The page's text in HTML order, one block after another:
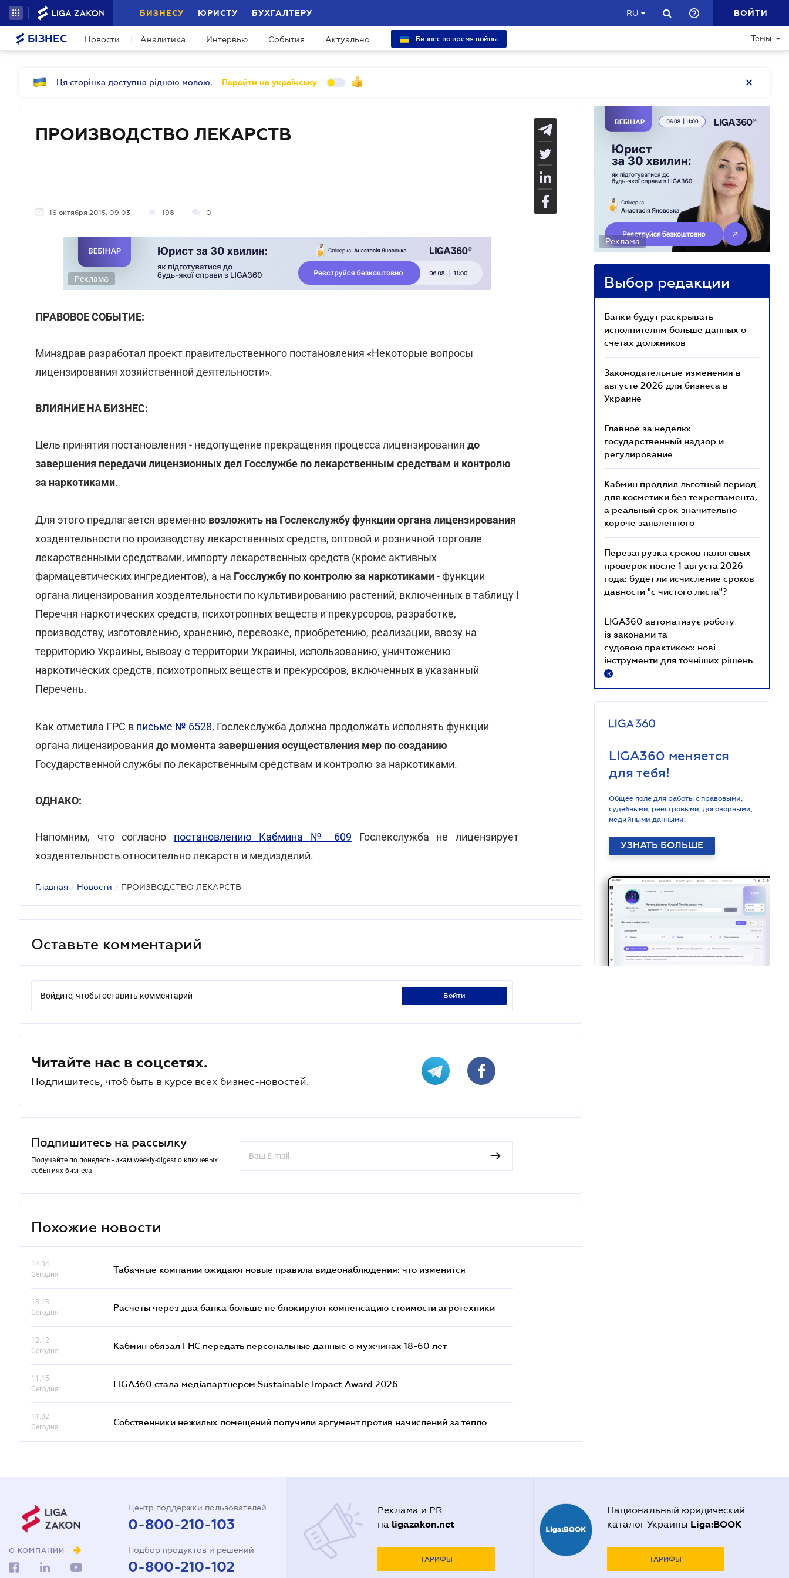
БИЗНЕСУ ЮРИСТУ БУХГАЛТЕРУ RU ВОЙТИ
БІЗНЕС Новости Аналитика Интервью События Актуально Бизнес во время войны Темы
Ця сторінка доступна рідною мовою. Перейти на українську
ПРОИЗВОДСТВО ЛЕКАРСТВ
16 октября 2015, 09:03 198 0
Реклама
ПРАВОВОЕ СОБЫТИЕ:
Минздрав разработал проект правительственного постановления «Некоторые вопросы
лицензирования хозяйственной деятельности».
ВЛИЯНИЕ НА БИЗНЕС:
Цель принятия постановления - недопущение прекращения процесса лицензирования до
завершения передачи лицензионных дел Госслужбе по лекарственным средствам и контролю
за наркотиками.
Для этого предлагается временно возложить на Гослекслужбу функции органа лицензирования
хоздеятельности по производству лекарственных средств, оптовой и розничной торговле
лекарственными средствами, импорту лекарственных средств (кроме активных
фармацевтических ингредиентов), а на Госслужбу по контролю за наркотиками- функции
органа лицензирования хоздеятельности по культивированию растений, включенных в таблицу I
Перечня наркотических средств, психотропных веществ и прекурсоров, разработке,
производству, изготовлению, хранению, перевозке, приобретению, реализации, ввозу на
территорию Украины, вывозу с территории Украины, использованию, уничтожению
наркотических средств, психотропных веществ и прекурсоров, включенных в указанный
Перечень.
Как отметила ГРС в письме № 6528, Гослекслужба должна продолжать исполнять функции
органа лицензирования до момента завершения осуществления мер по созданию
Государственной службы по лекарственным средствам и контролю за наркотиками.
ОДНАКО:
Напомним, что согласно постановлению Кабмина № 609 Гослекслужба не лицензирует
хоздеятельность относительно лекарств и медизделий.
Главная / Новости / ПРОИЗВОДСТВО ЛЕКАРСТВ
Оставьте комментарий
Войдите, чтобы оставить комментарий войти
Читайте нас в соцсетях.
Подпишитесь, чтоб быть в курсе всех бизнес-новостей.
Подпишитесь на рассылку
Получайте по понедельникам weekly-digest о ключевых
событиях бизнеса
Похожие новости
14.04
Сегодня
Табачные компании ожидают новые правила видеонаблюдения: что изменится
13.13
Сегодня
Расчеты через два банка больше не блокируют компенсацию стоимости агротехники
12.12
Сегодня
Кабмин обязал ГНС передать персональные данные о мужчинах 18-60 лет
11.15
Сегодня
LIGA360 стала медіапартнером Sustainable Impact Award 2026
11.02
Сегодня
Собственники нежилых помещений получили аргумент против начислений за тепло
Реклама
Выбор редакции
Банки будут раскрывать
исполнителям больше данных о
счетах должников
Законодательные изменения в
августе 2026 для бизнеса в
Украине
Главное за неделю:
государственный надзор и
регулирование
Кабмин продлил льготный период
для косметики без техрегламента,
а реальный срок значительно
короче заявленного
Перезагрузка сроков налоговых
проверок после 1 августа 2026
года: будет ли исчисление сроков
давности "с чистого листа"?
LIGA360 автоматизує роботу
із законами та
судовою практикою: нові
інструменти для точніших рішень
R
LIGA360 меняется
для тебя!
Общее поле для работы с правовыми,
судебными, реестровыми, договорными,
медийными данными.
УЗНАТЬ БОЛЬШЕ
О КОМПАНИИ
Центр поддержки пользователей
0-800-210-103
Подбор продуктов и решений
0-800-210-102
Реклама и PR
на ligazakon.net
ТАРИФЫ
Национальный юридический
каталог Украины Liga:BOOK
ТАРИФЫ